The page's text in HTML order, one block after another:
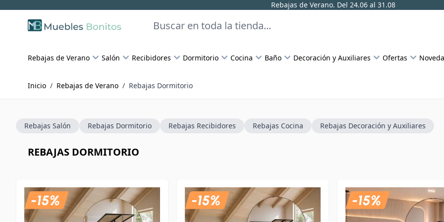
Rebajas de Verano. Del 24.06 al 31.08
Skip to Content
Buscar
Rebajas de Verano Salón Recibidores Dormitorio Cocina Baño Decoración y Auxiliares Ofertas
Inicio / Rebajas de Verano / Rebajas Dormitorio
Rebajas Salón Rebajas Dormitorio Rebajas Recibidores Rebajas Cocina Rebajas Decoración y Auxiliares
REBAJAS DORMITORIO